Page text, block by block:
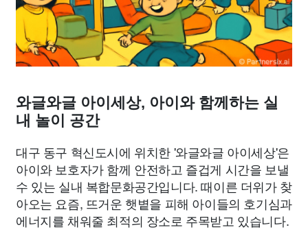
와글와글 아이세상, 아이와 함께하는 실
내 놀이 공간
대구 동구 혁신도시에 위치한 '와글와글 아이세상'은
아이와 보호자가 함께 안전하고 즐겁게 시간을 보낼
수 있는 실내 복합문화공간입니다. 때이른 더위가 찾
아오는 요즘, 뜨거운 햇볕을 피해 아이들의 호기심과
에너지를 채워줄 최적의 장소로 주목받고 있습니다.